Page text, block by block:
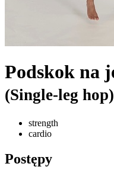
Podskok na
(Single-leg hop)
strength
cardio
Postępy